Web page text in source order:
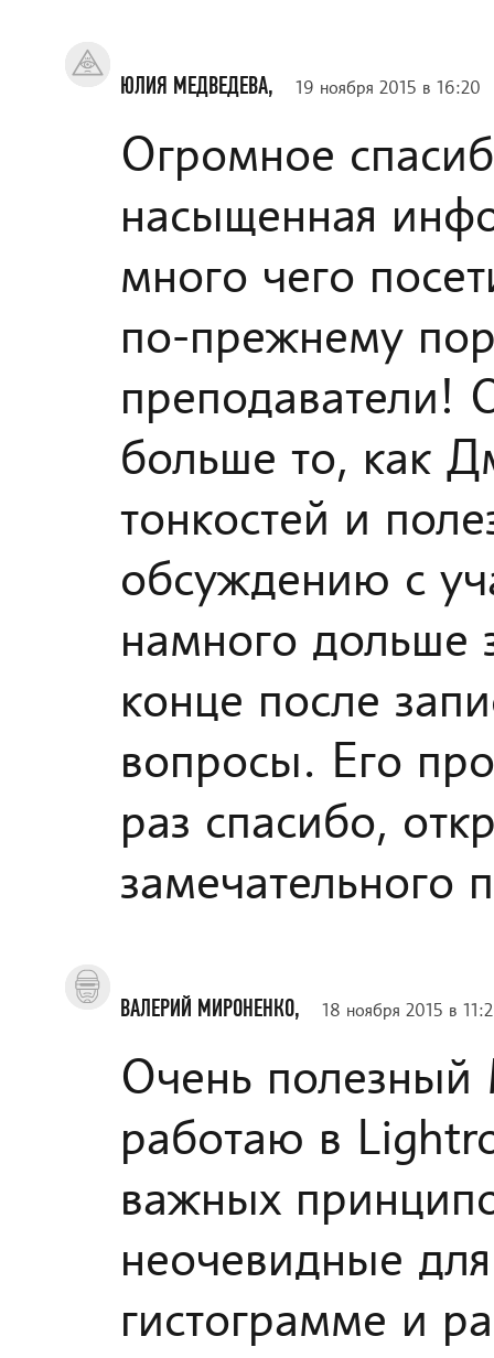
ЮЛИЯ МЕДВЕДЕВА, 19 ноября 2015 в 16:20
Огромное
насыщенная
много чего
по-прежнему
преподаватели!
больше то, как
тонкостей и
обсуждению с
намного дольше
конце после
вопросы. Его
раз спасибо,
замечательного
ВАЛЕРИЙ МИРОНЕНКО, 18 ноября 2015 в
Очень полезный
работаю в
важных
неочевидные
гистограмме и